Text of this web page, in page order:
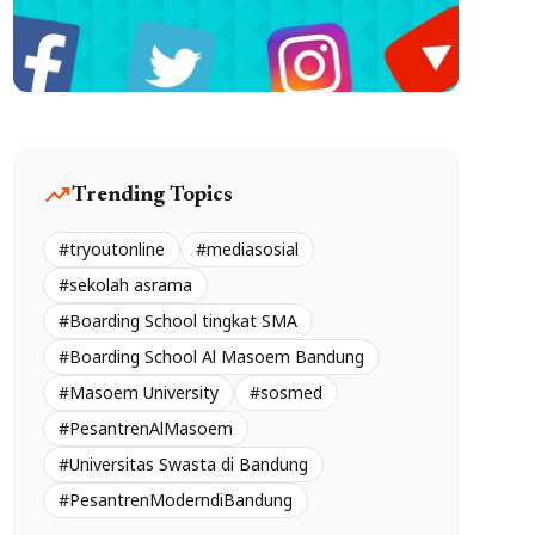
trending_upTrending Topics
#tryoutonline
#mediasosial
#sekolah asrama
#Boarding School tingkat SMA
#Boarding School Al Masoem Bandung
#Masoem University
#sosmed
#PesantrenAlMasoem
#Universitas Swasta di Bandung
#PesantrenModerndiBandung